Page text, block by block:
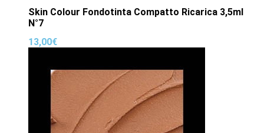
Skin Colour Fondotinta Compatto Ricarica 3,5ml
N°7
13,00€